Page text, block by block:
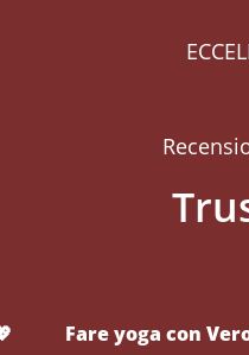
Fare yoga con